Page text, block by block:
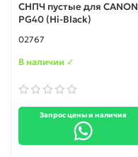
СНПЧ пустые для CANON
PG40 (Hi-Black)
02767
В наличии ✓
Запрос цены и наличия